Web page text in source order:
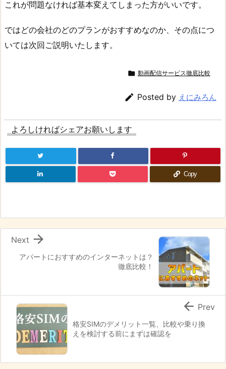
これが問題なければ基本変えてしまった方がいいです。
ではどの会社のどのプランがおすすめなのか、その点につ
いては次回ご説明いたします。
 動画配信サービス徹底比較
 Posted by えにみろん
よろしければシェアお願いします
Copy
アパートにおすすめのインターネットは？
徹底比較！

Next
格安SIMのデメリット一覧、比較や乗り換
えを検討する前にまずは確認を
 Prev